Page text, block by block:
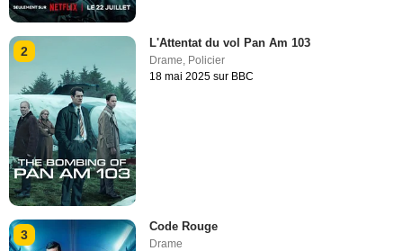
2
L'Attentat du vol Pan Am 103
Drame, Policier
18 mai 2025 sur BBC
3
Code Rouge
Drame